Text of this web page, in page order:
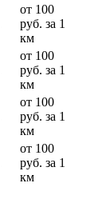
от 100
руб. за 1
км
от 100
руб. за 1
км
от 100
руб. за 1
км
от 100
руб. за 1
км